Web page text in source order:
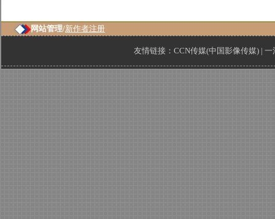
网站管理/新作者注册
友情链接： CCN传媒(中国影像传媒) | 一